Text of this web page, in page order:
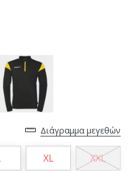
Διάγραμμα μεγεθών
XL XXL